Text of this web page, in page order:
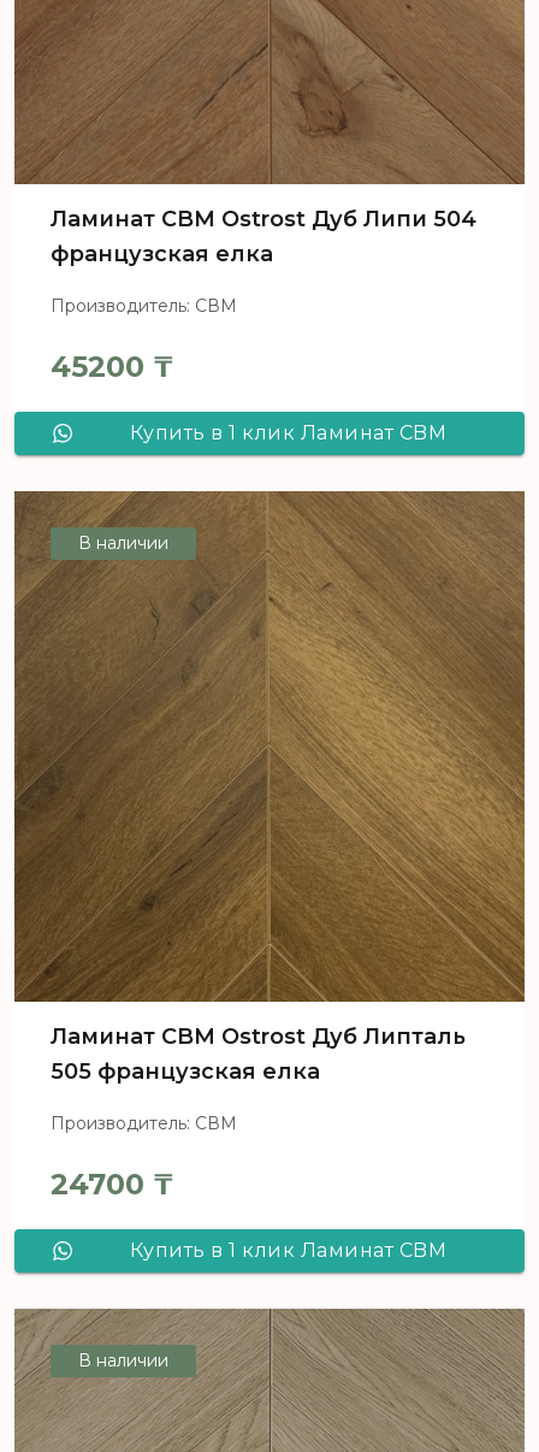
Ламинат CBM Ostrost Дуб Липи 504
французская елка
Производитель: СВМ
45200 ₸
Купить в 1 клик Ламинат CBM
елка
В наличии
Ламинат CBM Ostrost Дуб Липталь
505 французская елка
Производитель: СВМ
24700 ₸
Купить в 1 клик Ламинат CBM
французская елка
В наличии